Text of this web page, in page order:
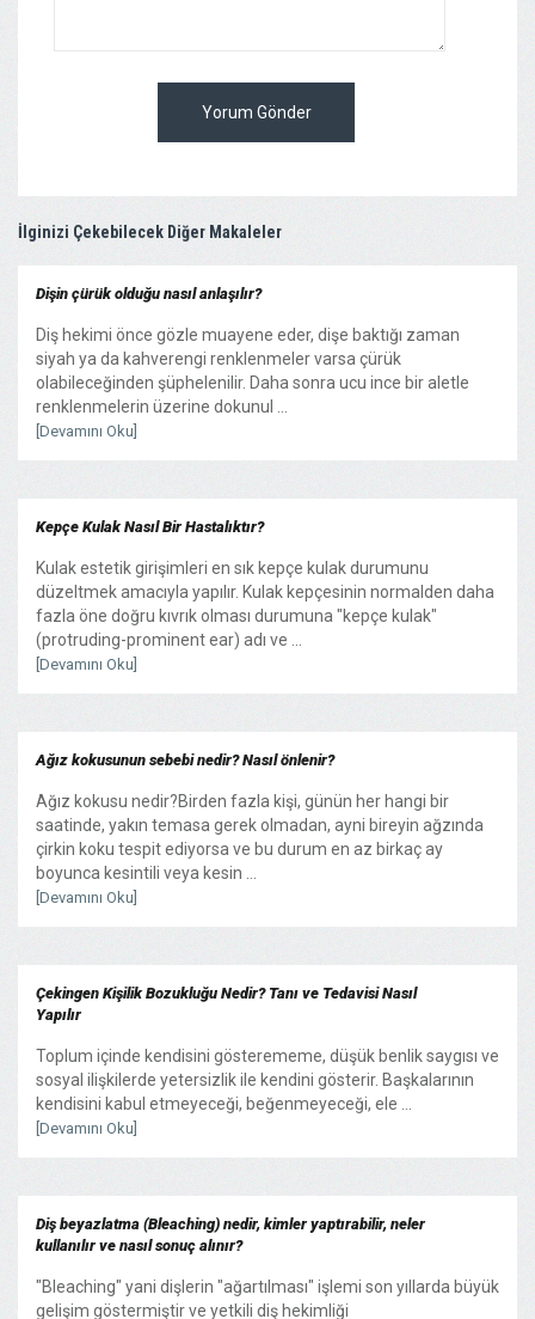
Yorum Gönder
İlginizi Çekebilecek Diğer Makaleler
Dişin çürük olduğu nasıl anlaşılır?
Diş hekimi önce gözle muayene eder, dişe baktığı zaman
siyah ya da kahverengi renklenmeler varsa çürük
olabileceğinden şüphelenilir. Daha sonra ucu ince bir aletle
renklenmelerin üzerine dokunul ...
[Devamını Oku]
Kepçe Kulak Nasıl Bir Hastalıktır?
Kulak estetik girişimleri en sık kepçe kulak durumunu
düzeltmek amacıyla yapılır. Kulak kepçesinin normalden daha
fazla öne doğru kıvrık olması durumuna "kepçe kulak"
(protruding-prominent ear) adı ve ...
[Devamını Oku]
Ağız kokusunun sebebi nedir? Nasıl önlenir?
Ağız kokusu nedir?Birden fazla kişi, günün her hangi bir
saatinde, yakın temasa gerek olmadan, ayni bireyin ağzında
çirkin koku tespit ediyorsa ve bu durum en az birkaç ay
boyunca kesintili veya kesin ...
[Devamını Oku]
Çekingen Kişilik Bozukluğu Nedir? Tanı ve Tedavisi Nasıl
Yapılır
Toplum içinde kendisini gösterememe, düşük benlik saygısı ve
sosyal ilişkilerde yetersizlik ile kendini gösterir. Başkalarının
kendisini kabul etmeyeceği, beğenmeyeceği, ele ...
[Devamını Oku]
Diş beyazlatma (Bleaching) nedir, kimler yaptırabilir, neler
kullanılır ve nasıl sonuç alınır?
"Bleaching" yani dişlerin "ağartılması" işlemi son yıllarda büyük
gelişim göstermiştir ve yetkili diş hekimliği